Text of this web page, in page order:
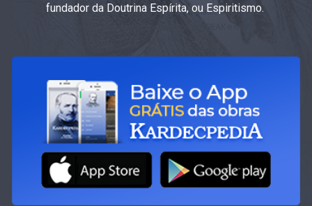
fundador da Doutrina Espírita, ou Espiritismo.